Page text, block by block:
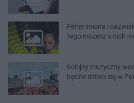
Pełne imiona i
Tego możesz o nich
Kolejny muzyczny
będzie działo się w